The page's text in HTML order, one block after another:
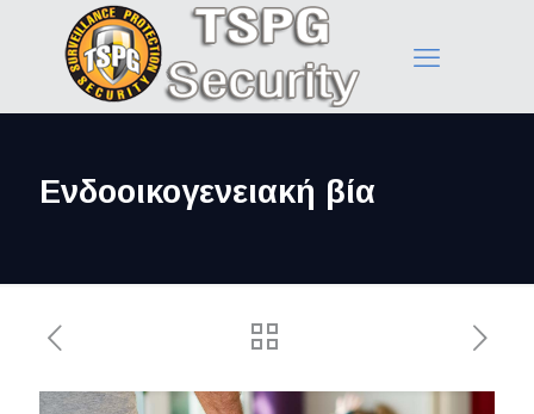
Ενδοοικογενειακή βία